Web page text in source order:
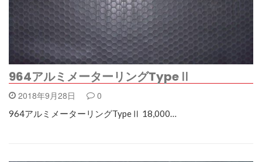
964アルミメーターリングTypeⅡ
2018年9月28日 0
964アルミメーターリングTypeⅡ 18,000…